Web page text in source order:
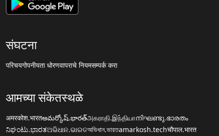
संघटना
परिचयगोपनीयता धोरणवापराचे नियमसम्पर्क करा
आमच्या संकेतस्थळे
अमरकोश.भारतఅమర్కోష్.భారత్அகராதி.இந்தியாനിഘണ്ടു.ഭാരതം
ನಿಘಂಟು.ಭಾರತଅଭିଧାନ.ଭାରତঅভিধান.ভারতamarkosh.techचौपाल.भारत